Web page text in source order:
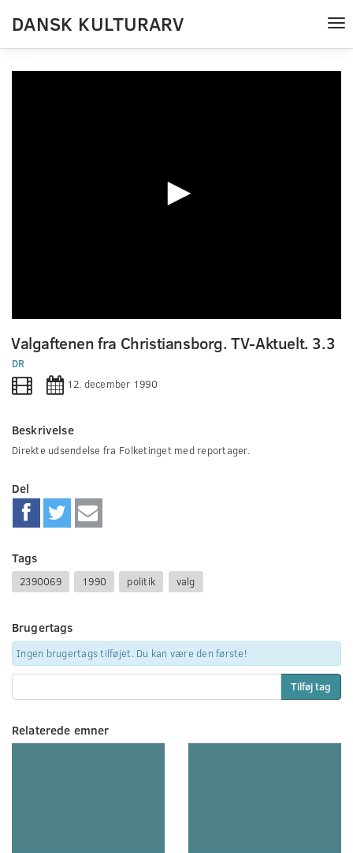
DANSK KULTURARV
seconds
of
0
seconds
Valgaftenen fra Christiansborg. TV-Aktuelt. 3.3
DR
12. december 1990
Beskrivelse
Direkte udsendelse fra Folketinget med reportager.
Del
Tags
2390069 1990 politik valg
Brugertags
Ingen brugertags tilføjet. Du kan være den første!
Tilføj tag
Relaterede emner